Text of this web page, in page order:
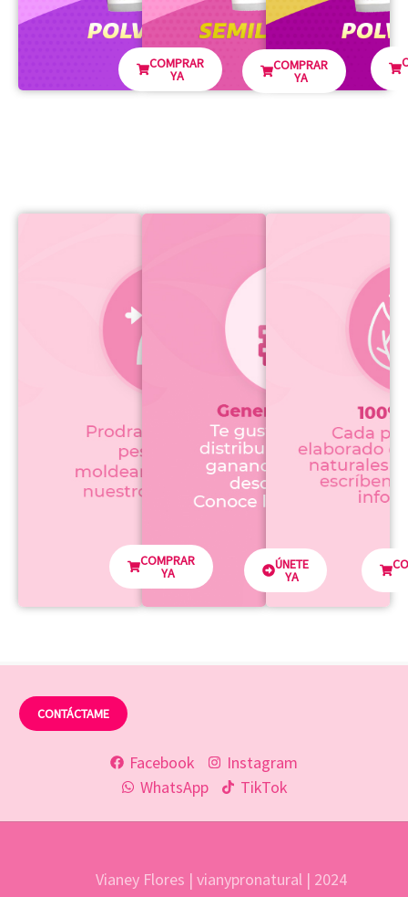
COMPRAR
YA
COMPRAR
YA
COMPRAR
YA
ÚNETE
YA
CONTÁCTAME
Facebook
Instagram
WhatsApp
TikTok
Vianey Flores | vianypronatural | 2024